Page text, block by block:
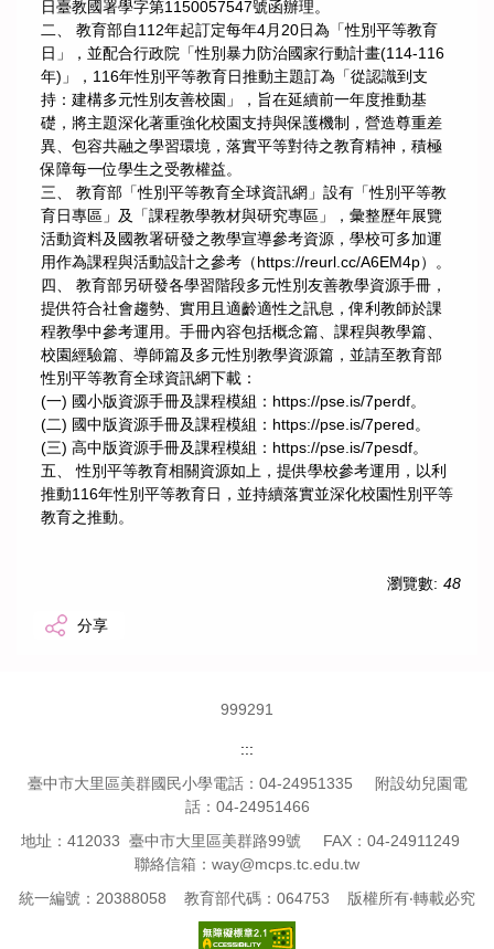
日臺教國署學字第1150057547號函辦理。
二、 教育部自112年起訂定每年4月20日為「性別平等教育
日」，並配合行政院「性別暴力防治國家行動計畫(114-116
年)」，116年性別平等教育日推動主題訂為「從認識到支
持：建構多元性別友善校園」，旨在延續前一年度推動基
礎，將主題深化著重強化校園支持與保護機制，營造尊重差
異、包容共融之學習環境，落實平等對待之教育精神，積極
保障每一位學生之受教權益。
三、 教育部「性別平等教育全球資訊網」設有「性別平等教
育日專區」及「課程教學教材與研究專區」，彙整歷年展覽
活動資料及國教署研發之教學宣導參考資源，學校可多加運
用作為課程與活動設計之參考（https://reurl.cc/A6EM4p）。
四、 教育部另研發各學習階段多元性別友善教學資源手冊，
提供符合社會趨勢、實用且適齡適性之訊息，俾利教師於課
程教學中參考運用。手冊內容包括概念篇、課程與教學篇、
校園經驗篇、導師篇及多元性別教學資源篇，並請至教育部
性別平等教育全球資訊網下載：
(一) 國小版資源手冊及課程模組：https://pse.is/7perdf。
(二) 國中版資源手冊及課程模組：https://pse.is/7pered。
(三) 高中版資源手冊及課程模組：https://pse.is/7pesdf。
五、 性別平等教育相關資源如上，提供學校參考運用，以利
推動116年性別平等教育日，並持續落實並深化校園性別平等
教育之推動。
瀏覽數: 48
分享
999291
:::
臺中市大里區美群國民小學電話：04-24951335 附設幼兒園電
話：04-24951466
地址：412033 臺中市大里區美群路99號 FAX：04-24911249
聯絡信箱：way@mcps.tc.edu.tw
統一編號：20388058 教育部代碼：064753 版權所有‧轉載必究